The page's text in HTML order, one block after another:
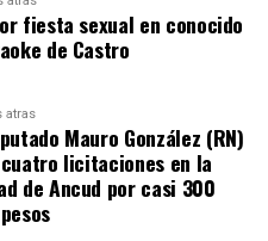
nuestro lejano norte. Es
en este caso, todos
y, mientras se
la madre del pequeño
los pies de Fernando
signifique más
arribo a la cura de su hijo
fiesta sexual en conocido
de Castro
atras
Mauro González (RN)
licitaciones en la
de Ancud por casi 300